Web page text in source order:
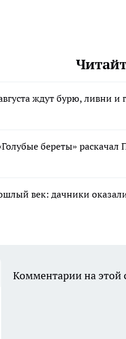
ждут бурю, ливни и
береты» раскачал
век: дачники
Комментарии на этой